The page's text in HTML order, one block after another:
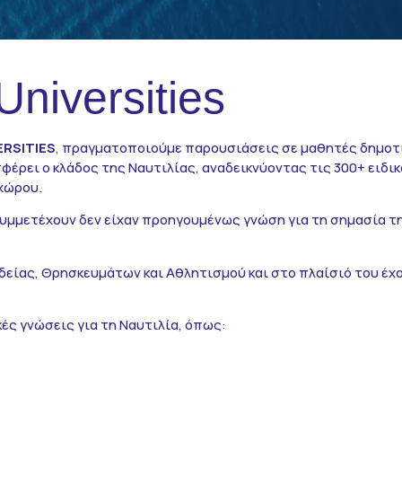
, πραγματοποιούμε παρουσιάσεις σε μαθητές
ο κλάδος της Ναυτιλίας, αναδεικνύοντας τις 300+
δεν είχαν προηγουμένως γνώση για τη σημασία
Θρησκευμάτων και Αθλητισμού και στο πλαίσιό του
γνώσεις για τη Ναυτιλία, όπως: